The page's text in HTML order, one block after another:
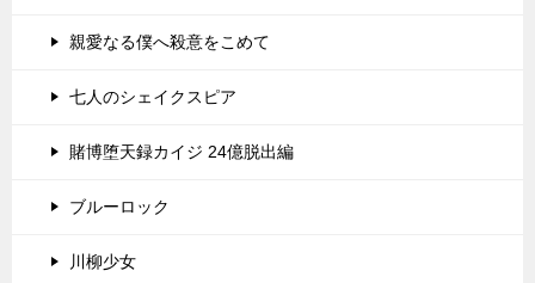
親愛なる僕へ殺意をこめて
七人のシェイクスピア
賭博堕天録カイジ 24億脱出編
ブルーロック
川柳少女